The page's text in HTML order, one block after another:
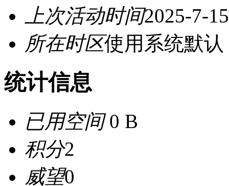
上次活动时间2025-7-
所在时区使用系统默认
统计信息
已用空间0 B
积分2
威望0